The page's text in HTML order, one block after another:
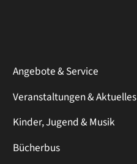
Angebote & Service
Veranstaltungen & Aktuelles
Kinder, Jugend & Musik
Bücherbus